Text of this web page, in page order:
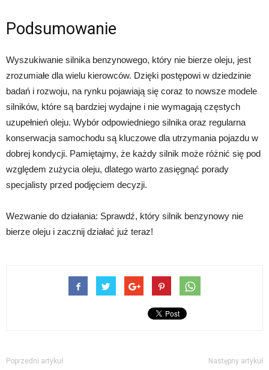
Podsumowanie
Wyszukiwanie silnika benzynowego, który nie bierze oleju, jest
zrozumiałe dla wielu kierowców. Dzięki postępowi w dziedzinie
badań i rozwoju, na rynku pojawiają się coraz to nowsze modele
silników, które są bardziej wydajne i nie wymagają częstych
uzupełnień oleju. Wybór odpowiedniego silnika oraz regularna
konserwacja samochodu są kluczowe dla utrzymania pojazdu w
dobrej kondycji. Pamiętajmy, że każdy silnik może różnić się pod
względem zużycia oleju, dlatego warto zasięgnąć porady
specjalisty przed podjęciem decyzji.
Wezwanie do działania: Sprawdź, który silnik benzynowy nie
bierze oleju i zacznij działać już teraz!
Poprzedni artykuł Następny artykuł